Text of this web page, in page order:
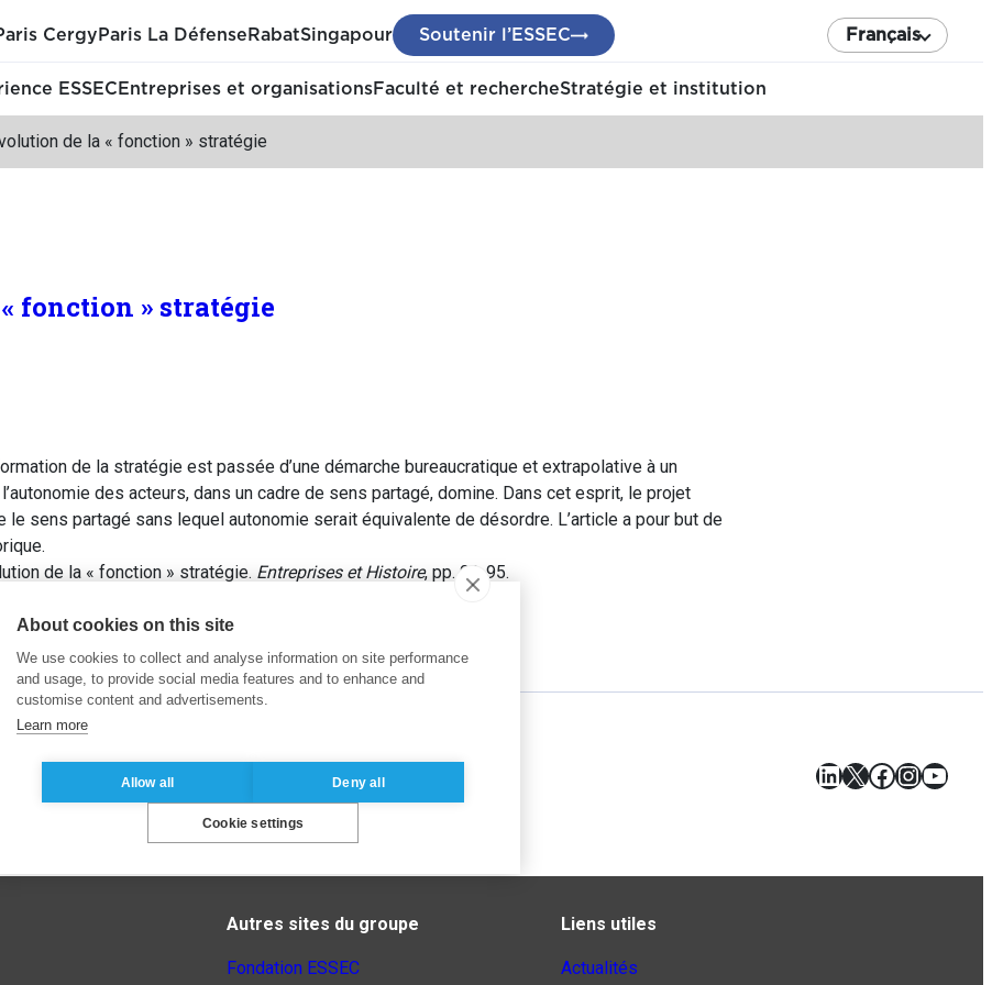
Cergy Paris La Défense RabatSingapour Soutenir l’ESSEC Français
ESSEC Entreprises et organisationsFaculté et rechercheStratégie et institution
de la « fonction » stratégie
fonction » stratégie
de la stratégie est passée d’une démarche bureaucratique et extrapolative à un
des acteurs, dans un cadre de sens partagé, domine. Dans cet esprit, le projet
le sens partagé sans lequel autonomie serait équivalente de désordre. L’article a pour but de
de la « fonction » stratégie. Entreprises et Histoire, pp. 91-95.
LinkedIn
X Facebook
Autres sites du groupe
Fondation ESSEC
Liens utiles
Actualités
About cookies on this site
We use cookies to collect and analyse information on site performance
and usage, to provide social media features and to enhance and
customise content and advertisements.
Learn more
Allow all Deny all
Cookie settings